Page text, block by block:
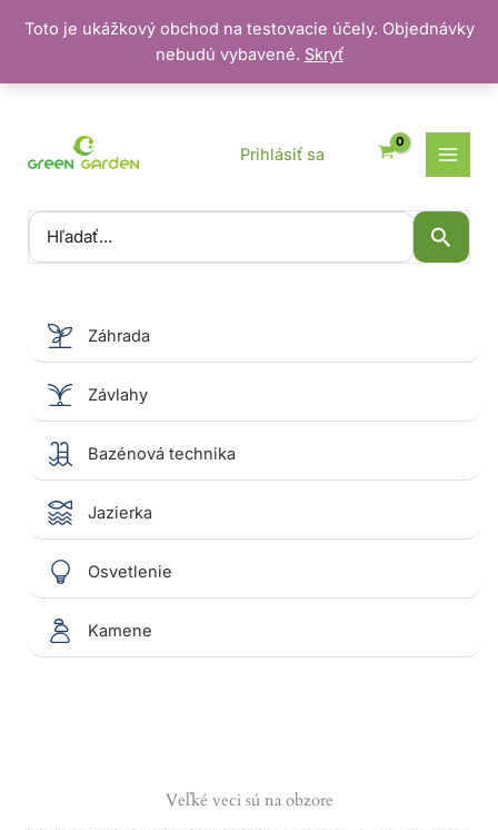
Toto je ukážkový obchod na testovacie účely. Objednávky
nebudú vybavené. Skryť
Vyhľadať:
Prihlásiť sa
Záhrada
Závlahy
Bazénová technika
Jazierka
Osvetlenie
Kamene
Veľké veci sú na obzore